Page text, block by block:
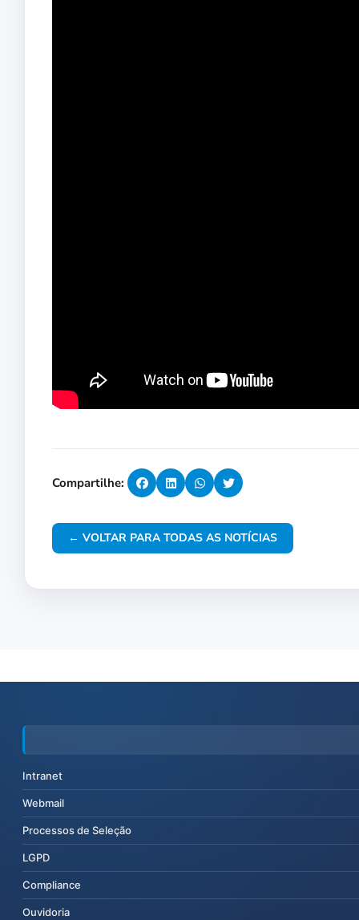
Compartilhe:
← VOLTAR PARA TODAS AS NOTÍCIAS
Intranet
Webmail
Processos de Seleção
LGPD
Compliance
Ouvidoria